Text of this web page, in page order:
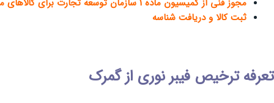
ثبت کالا و دریافت شناسه
تعرفه ترخیص فیبر نوری از گمرک